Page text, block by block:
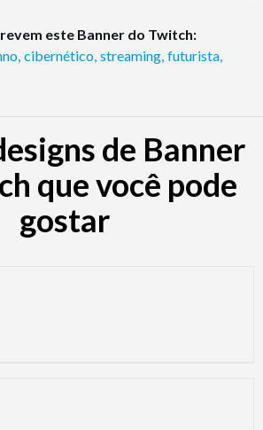
este Banner do Twitch:
, cibernético, streaming, futurista,
de Banner
que você pode
gostar